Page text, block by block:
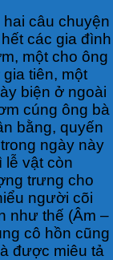
câu chuyện
các gia đình
một cho ông
tiên, một
biện ở ngoài
cúng ông bà
bằng, quyến
ngày này
lễ vật còn
trưng cho
người cõi
như thế (Âm –
cô hồn cũng
được miêu tả